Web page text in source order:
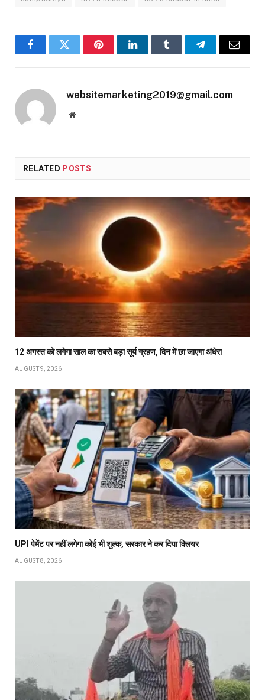
FacebookTwitter PinterestLinkedInTumblr TelegramEmail
websitemarketing2019@gmail.com
Website
RELATED POSTS
12 अगस्त को लगेगा साल का सबसे बड़ा सूर्य ग्रहण, दिन में छा जाएगा अंधेरा
AUGUST 9, 2026
UPI पेमेंट पर नहीं लगेगा कोई भी शुल्क, सरकार ने कर दिया क्लियर
AUGUST 8, 2026